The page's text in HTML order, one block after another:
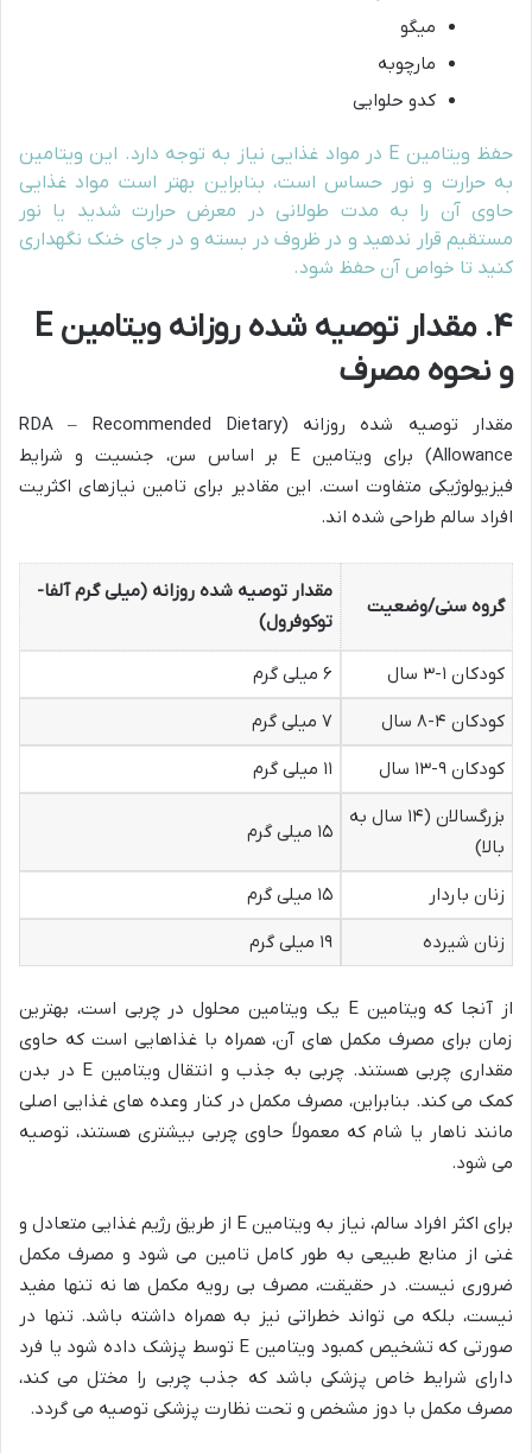
میگو
مارچوبه
کدو حلوایی
حفظ ویتامین E در مواد غذایی نیاز به توجه دارد. این ویتامین
به حرارت و نور حساس است، بنابراین بهتر است مواد غذایی
حاوی آن را به مدت طولانی در معرض حرارت شدید یا نور
مستقیم قرار ندهید و در ظروف در بسته و در جای خنک نگهداری
کنید تا خواص آن حفظ شود.
۴. مقدار توصیه شده روزانه ویتامین E
و نحوه مصرف
مقدار توصیه شده روزانه (RDA – Recommended Dietary
Allowance) برای ویتامین E بر اساس سن، جنسیت و شرایط
فیزیولوژیکی متفاوت است. این مقادیر برای تامین نیازهای اکثریت
افراد سالم طراحی شده اند.
گروه سنی/وضعیت
مقدار توصیه شده روزانه (میلی گرم آلفا-
توکوفرول)
کودکان ۱-۳ سال
۶ میلی گرم
کودکان ۴-۸ سال
۷ میلی گرم
کودکان ۹-۱۳ سال
۱۱ میلی گرم
بزرگسالان (۱۴ سال به
بالا)
۱۵ میلی گرم
زنان باردار
۱۵ میلی گرم
زنان شیرده
۱۹ میلی گرم
از آنجا که ویتامین E یک ویتامین محلول در چربی است، بهترین
زمان برای مصرف مکمل های آن، همراه با غذاهایی است که حاوی
مقداری چربی هستند. چربی به جذب و انتقال ویتامین E در بدن
کمک می کند. بنابراین، مصرف مکمل در کنار وعده های غذایی اصلی
مانند ناهار یا شام که معمولاً حاوی چربی بیشتری هستند، توصیه
می شود.
برای اکثر افراد سالم، نیاز به ویتامین E از طریق رژیم غذایی متعادل و
غنی از منابع طبیعی به طور کامل تامین می شود و مصرف مکمل
ضروری نیست. در حقیقت، مصرف بی رویه مکمل ها نه تنها مفید
نیست، بلکه می تواند خطراتی نیز به همراه داشته باشد. تنها در
صورتی که تشخیص کمبود ویتامین E توسط پزشک داده شود یا فرد
دارای شرایط خاص پزشکی باشد که جذب چربی را مختل می کند،
مصرف مکمل با دوز مشخص و تحت نظارت پزشکی توصیه می گردد.